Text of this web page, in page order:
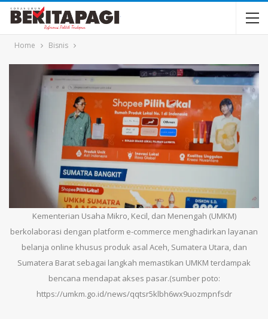
Home Bisnis
Kementerian Usaha Mikro, Kecil, dan Menengah (UMKM)
berkolaborasi dengan platform e-commerce menghadirkan layanan
belanja online khusus produk asal Aceh, Sumatera Utara, dan
Sumatera Barat sebagai langkah memastikan UMKM terdampak
bencana mendapat akses pasar.(sumber poto:
https://umkm.go.id/news/qqtsr5klbh6wx9uozmpnfsdr